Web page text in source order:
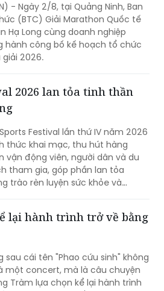
- Ngày 2/8, tại Quảng Ninh, Ban
(BTC) Giải Marathon Quốc tế
Hạ Long cùng doanh nghiệp
hành công bố kế hoạch tổ chức
2026.
2026 lan tỏa tinh thần
Festival lần thứ IV năm 2026
thức khai mạc, thu hút hàng
vận động viên, người dân và du
tham gia, góp phần lan tỏa
trào rèn luyện sức khỏe và
lại hành trình trở về bằng
sau cái tên "Phao cứu sinh" không
một concert, mà là câu chuyện
Tràm lựa chọn kể lại hành trình